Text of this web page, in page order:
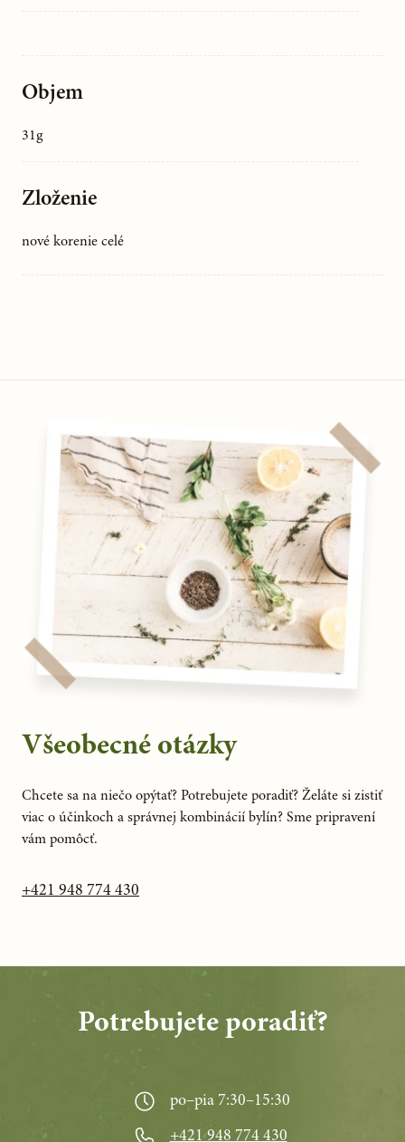
Objem
31g
Zloženie
nové korenie celé
Všeobecné otázky
Chcete sa na niečo opýtať? Potrebujete poradiť? Želáte si zistiť
viac o účinkoch a správnej kombinácií bylín? Sme pripravení
vám pomôcť.
+421 948 774 430
Potrebujete poradiť?
po–pia 7:30–15:30
+421 948 774 430